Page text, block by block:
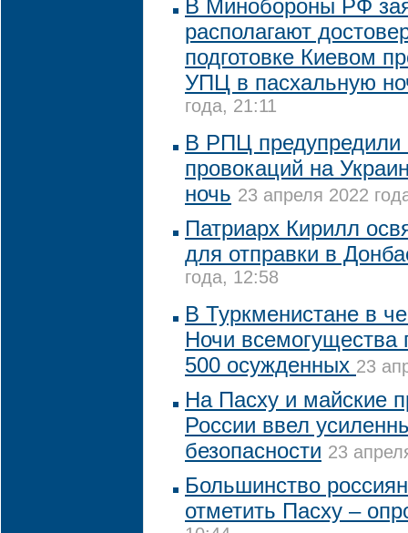
В Минобороны РФ
располагают
подготовке Киевом
УПЦ в пасхальную
года, 21:11
В РПЦ предупредили
провокаций на
ночь 23 апреля 2022
Патриарх Кирилл
для отправки в
года, 12:58
В Туркменистане в
Ночи
500 осужденных 23
На Пасху и майские
России ввел
безопасности 23
Большинство
отметить Пасху –